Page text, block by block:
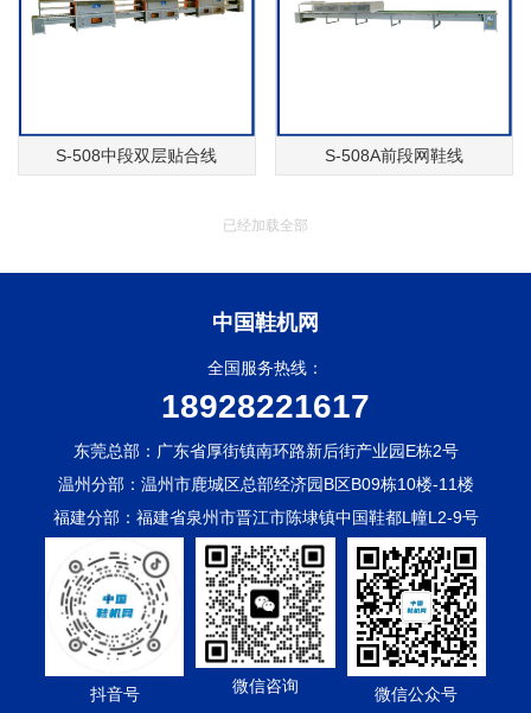
S-508中段双层贴合线 S-508A前段网鞋线
已经加载全部
中国鞋机网
全国服务热线：
18928221617
东莞总部：广东省厚街镇南环路新后街产业园E栋2号
温州分部：温州市鹿城区总部经济园B区B09栋10楼-11楼
福建分部：福建省泉州市晋江市陈埭镇中国鞋都L幢L2-9号
微信公众号
微信咨询
抖音号